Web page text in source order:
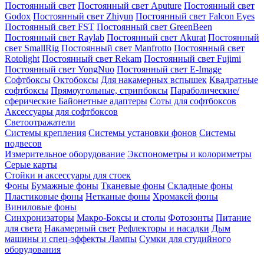
Постоянный свет Постоянный свет Aputure Постоянный свет
Godox Постоянный свет Zhiyun Постоянный свет Falcon Eyes
Постоянный свет FST Постоянный свет GreenBeen
Постоянный свет Raylab Постоянный свет Akurat Постоянный
свет SmallRig Постоянный свет Manfrotto Постоянный свет
Rotolight Постоянный свет Rekam Постоянный свет Fujimi
Постоянный свет YongNuo Постоянный свет E-Image
Софтбоксы Октобоксы Для накамерных вспышек Квадратные
софтбоксы Прямоугольные, стрипбоксы Параболические/
сферические Байонетныe адаптеры Соты для софтбоксов
Аксессуары для софтбоксов
Светоотражатели
Системы крепления Системы установки фонов Системы
подвесов
Измерительное оборудование Экспонометры и колориметры
Серые карты
Стойки и аксессуары для стоек
Фоны Бумажные фоны Тканевые фоны Складные фоны
Пластиковые фоны Нетканые фоны Хромакей фоны
Виниловые фоны
Синхронизаторы Макро-Боксы и столы Фотозонты Питание
для света Накамерный свет Рефлекторы и насадки Дым
машины и спец-эффекты Лампы Сумки для студийного
оборудования